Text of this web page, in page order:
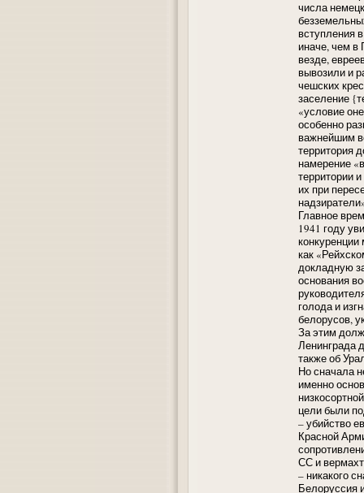
числа
вступления
иначе, чем в
везде,
вывозили и
чешских
заселение
«условие
особенно
важнейшим
территория
намерение
территории
их при
Главное
1941 году
как
докладную
основания
голода и
белорусов,
За этим
Ленинграда
также об
Но сначала
именно
цели были
– убийство
Красной
СС и
– никакого
Белоруссия